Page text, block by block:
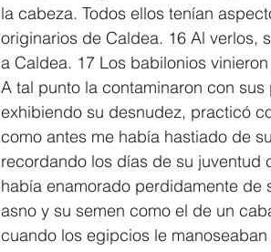
la cabeza. Todos ellos tenían
originarios de Caldea. 16 Al verlos,
a Caldea. 17 Los babilonios
A tal punto la contaminaron con
exhibiendo su desnudez, practicó
como antes me había hastiado de
recordando los días de su juventud
había enamorado perdidamente de
asno y su semen como el de un
cuando los egipcios le